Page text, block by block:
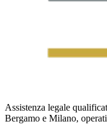
Assistenza legale
Bergamo e Milano,